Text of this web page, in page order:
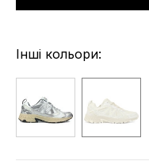
Інші кольори: